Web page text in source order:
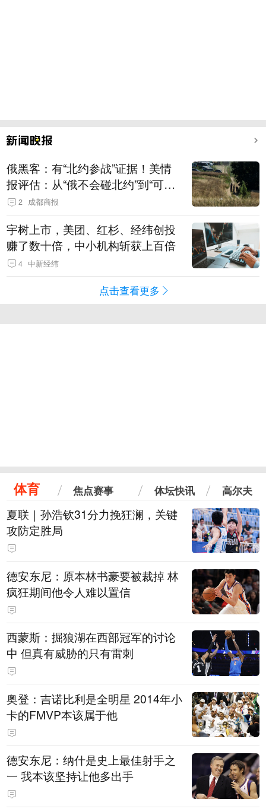
俄黑客：有“北约参战”证据！美情
报评估：从“俄不会碰北约”到“可能
发动有限攻击”
2 成都商报
宇树上市，美团、红杉、经纬创投
赚了数十倍，中小机构斩获上百倍
4 中新经纬
点击查看更多
体育 焦点赛事 体坛快讯 高尔夫
夏联｜孙浩钦31分力挽狂澜，关键
攻防定胜局
德安东尼：原本林书豪要被裁掉 林
疯狂期间他令人难以置信
西蒙斯：掘狼湖在西部冠军的讨论
中 但真有威胁的只有雷刺
奥登：吉诺比利是全明星 2014年小
卡的FMVP本该属于他
德安东尼：纳什是史上最佳射手之
一 我本该坚持让他多出手